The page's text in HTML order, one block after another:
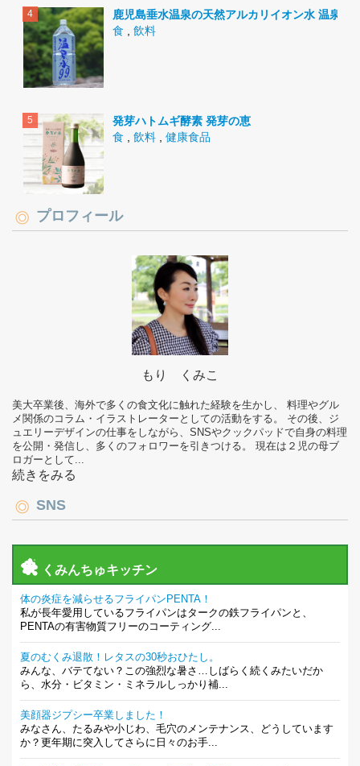
鹿児島垂水温泉の天然アルカリイオン水 温泉水
食
飲料
発芽ハトムギ酵素 発芽の恵
食
飲料 健康食品
プロフィール
もり くみこ
美大卒業後、海外で多くの食文化に触れた経験を生かし、 料理やグル
メ関係のコラム・イラストレーターとしての活動をする。 その後、ジ
ュエリーデザインの仕事をしながら、SNSやクックパッドで自身の料理
を公開・発信し、多くのフォロワーを引きつける。 現在は２児の母ブ
ロガーとして...
続きをみる
SNS
くみんちゅキッチン
体の炎症を減らせるフライパンPENTA！
私が長年愛用しているフライパンはタークの鉄フライパンと、
PENTAの有害物質フリーのコーティング...
夏のむくみ退散！レタスの30秒おひたし。
みんな、バテてない？この強烈な暑さ…しばらく続くみたいだか
ら、水分・ビタミン・ミネラルしっかり補...
美顔器ジプシー卒業しました！
みなさん、たるみや小じわ、毛穴のメンテナンス、どうしています
か？更年期に突入してさらに日々のお手...